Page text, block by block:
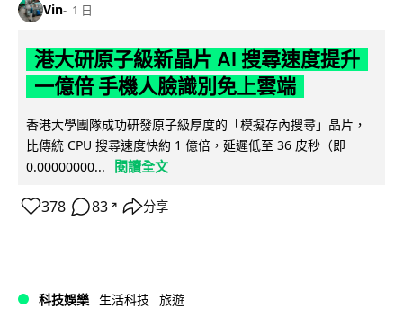
Vin 1 日
港大研原子級新晶片 AI 搜尋速度提升
一億倍 手機人臉識別免上雲端
香港大學團隊成功研發原子級厚度的「模擬存內搜尋」晶片，
比傳統 CPU 搜尋速度快約 1 億倍，延遲低至 36 皮秒（即
0.00000000...
閱讀全文
378 83 ↗ 分享
科技娛樂 生活科技 旅遊